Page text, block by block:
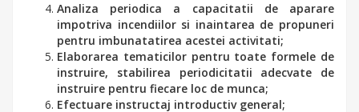
Analiza periodica a capacitatii de aparare
impotriva incendiilor si inaintarea de propuneri
pentru imbunatatirea acestei activitati;
Elaborarea tematicilor pentru toate formele de
instruire, stabilirea periodicitatii adecvate de
instruire pentru fiecare loc de munca;
Efectuare instructaj introductiv general;